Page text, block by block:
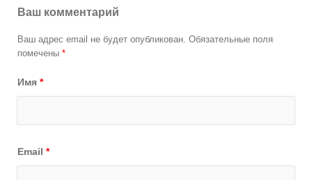
Ваш комментарий
Ваш адрес email не будет опубликован. Обязательные поля
помечены *
Имя *
Email *